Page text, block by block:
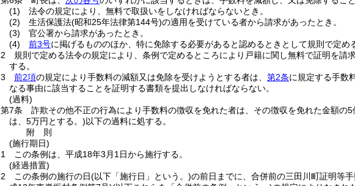
(1)
法令の規定により、無料で取扱いをしなければならないとき。
(2)
生活保護法(昭和25年法律第144号)の適用を受けている者から請求があったとき。
(3)
官公署から請求があったとき。
(4)
前3号に掲げるもののほか、特に免除する必要があると認めるときとして規則で定め
2
規則で定める法令の規定により、条例で定めるところにより戸籍に関し無料で証明を請
する。
3
前2項の規定により手数料の減額又は免除を受けようとする者は、 第2条に規定する手数
なる事由に該当することを証明する書類を提出しなければならない。
(過料)
第7条
詐欺その他不正の行為により手数料の徴収を免れた者は、その徴収を免れた金額の
は、5万円とする。)以下の過料に処する。
附 則
(施行期日)
1
この条例は、平成18年3月1日から施行する。
(経過措置)
2
この条例の施行の日(以下「施行日」という。)の前日までに、合併前の三田川町証明等手